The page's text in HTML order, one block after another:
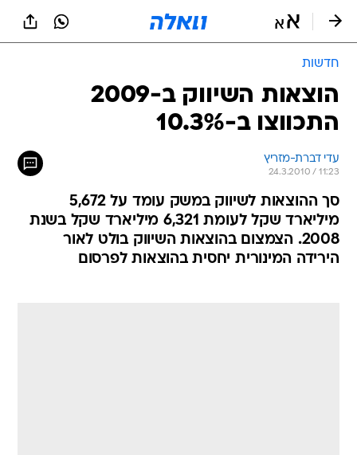
חדשות
הוצאות השיווק ב-2009
התכווצו ב-10.3%
עדי דברת-מזריץ
24.3.2010 / 11:23
סך ההוצאות לשיווק במשק עומד על 5,672
מיליארד שקל לעומת 6,321 מיליארד שקל בשנת
2008. הצמצום בהוצאות השיווק בולט לאור
הירידה המינורית יחסית בהוצאות לפרסום